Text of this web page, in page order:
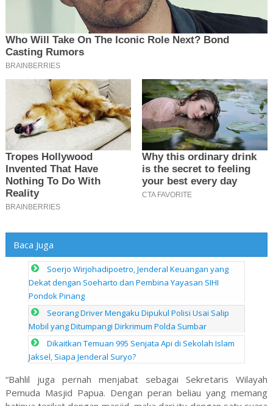
Baca Juga
Soerjo Wirjohadipoetro, Jenderal Keuangan yang
Dekat dengan Soeharto dan Pembina Yayasan SIHI
Pondok Pinang
Seorang Driver Mengaku Dipukul Polisi Usai Salip
Mobil yang Ditumpangi Dirkrimum Polda Sumbar
Dikaitkan Temuan 995 Senjata Api di Sekolah Islam
Jaksel, Siapa Jenderal Suryo?
“Bahlil juga pernah menjabat sebagai Sekretaris Wilayah
Pemuda Masjid Papua. Dengan peran beliau yang memang